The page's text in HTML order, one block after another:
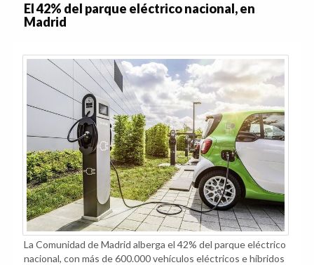
El 42% del parque eléctrico nacional, en
Madrid
La Comunidad de Madrid alberga el 42% del parque eléctrico
nacional, con más de 600.000 vehículos eléctricos e híbridos